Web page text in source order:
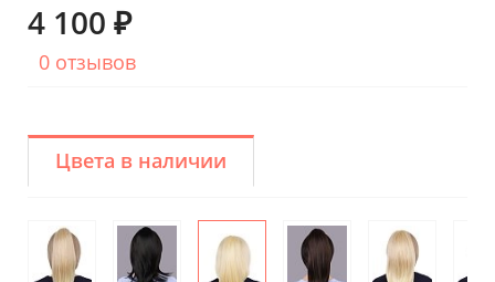
4 100 ₽
0 отзывов
Цвета в наличии